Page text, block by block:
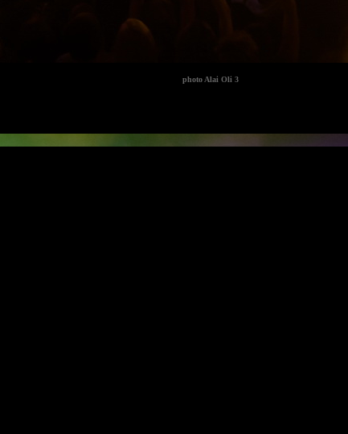
photo Alai Oli 3